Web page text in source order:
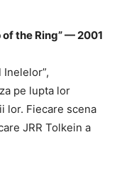
of the Ring” — 2001
pe lupta lor
lor. Fiecare scena
JRR Tolkein a